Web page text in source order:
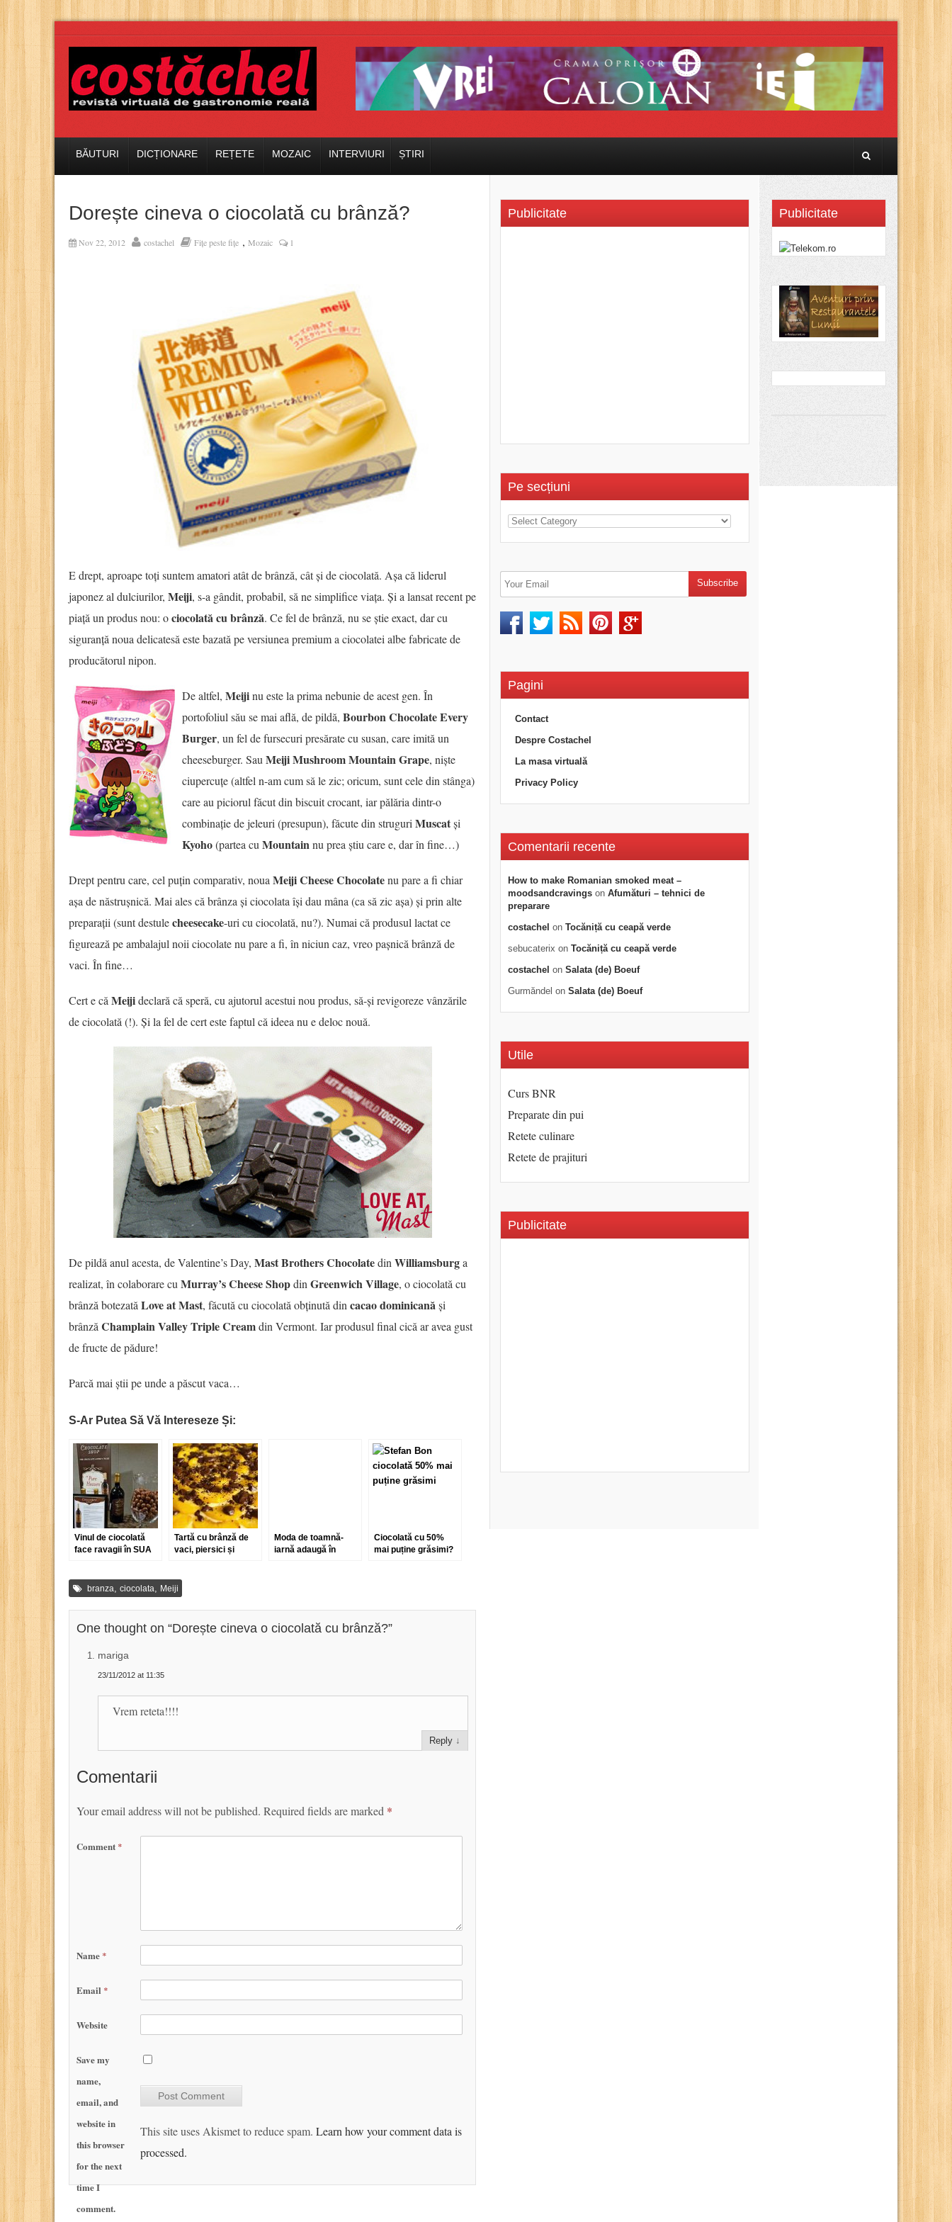
BĂUTURI DICȚIONARE REȚETE MOZAIC INTERVIURI ȘTIRI
Dorește cineva o ciocolată cu brânză?
Nov 22, 2012 costachel Fițe peste fițe , Mozaic 1
E drept, aproape toți suntem amatori atât de brânză, cât și de ciocolată. Așa că liderul
japonez al dulciurilor, Meiji, s-a gândit, probabil, să ne simplifice viața. Și a lansat recent pe
piață un produs nou: ociocolată cu brânză. Ce fel de brânză, nu se știe exact, dar cu
siguranță noua delicatesă este bazată pe versiunea premium a ciocolatei albe fabricate de
producătorul nipon.
De altfel, Meijinu este la prima nebunie de acest gen. În
portofoliul său se mai află, de pildă, Bourbon Chocolate Every
Burger, un fel de fursecuri presărate cu susan, care imită un
cheeseburger. Sau Meiji Mushroom Mountain Grape, niște
ciupercuțe (altfel n-am cum să le zic; oricum, sunt cele din stânga)
care au piciorul făcut din biscuit crocant, iar pălăria dintr-o
combinație de jeleuri (presupun), făcute din struguri Muscatși
Kyoho(partea cu Mountainnu prea știu care e, dar în fine…)
Drept pentru care, cel puțin comparativ, noua Meiji Cheese Chocolatenu pare a fi chiar
așa de năstrușnică. Mai ales că brânza și ciocolata își dau mâna (ca să zic așa) și prin alte
preparații (sunt destulecheesecake-uri cu ciocolată, nu?). Numai că produsul lactat ce
figurează pe ambalajul noii ciocolate nu pare a fi, în niciun caz, vreo pașnică brânză de
vaci. În fine…
Cert e că Meijideclară că speră, cu ajutorul acestui nou produs, să-și revigoreze vânzările
de ciocolată (!). Și la fel de cert este faptul că ideea nu e deloc nouă.
De pildă anul acesta, de Valentine’s Day, Mast Brothers Chocolatedin Williamsburga
realizat, în colaborare cu Murray’s Cheese Shopdin Greenwich Village, o ciocolată cu
brânză botezată Love at Mast, făcută cu ciocolată obținută din cacao dominicanăși
brânză Champlain Valley Triple Creamdin Vermont. Iar produsul final cică ar avea gust
de fructe de pădure!
Parcă mai știi pe unde a păscut vaca…
S-Ar Putea Să Vă Intereseze Și:
Vinul de ciocolată
face ravagii în SUA
Tartă cu brânză de
vaci, piersici și
Moda de toamnă-
iarnă adaugă în
Ciocolată cu 50%
mai puține grăsimi?
branza, ciocolata, Meiji
One thought on “Dorește cineva o ciocolată cu brânză?”
mariga
23/11/2012 at 11:35
Vrem reteta!!!!
Reply ↓
Comentarii
Your email address will not be published. Required fields are marked *
Comment *
Name *
Email *
Website
Save my
name,
email, and
website in
this browser
for the next
time I
comment.
This site uses Akismet to reduce spam. Learn how your comment data is
processed.
Publicitate
Pe secțiuni
Pagini
Contact
Despre Costachel
La masa virtuală
Privacy Policy
Comentarii recente
How to make Romanian smoked meat –
moodsandcravings on Afumături – tehnici de
preparare
costachel on Tocăniță cu ceapă verde
sebucaterix on Tocăniță cu ceapă verde
costachel on Salata (de) Boeuf
Gurmăndel on Salata (de) Boeuf
Utile
Curs BNR
Preparate din pui
Retete culinare
Retete de prajituri
Publicitate
Publicitate